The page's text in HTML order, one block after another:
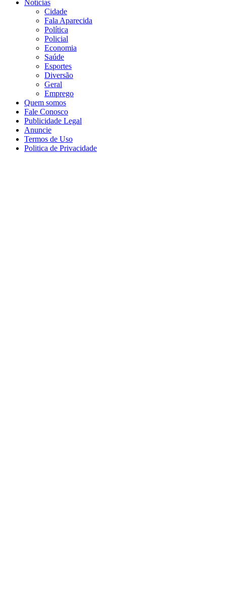
Notícias
Cidade
Fala Aparecida
Política
Policial
Economia
Saúde
Esportes
Diversão
Geral
Emprego
Quem somos
Fale Conosco
Publicidade Legal
Anuncie
Termos de Uso
Politica de Privacidade